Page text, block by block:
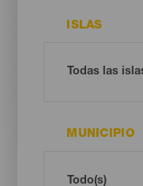
ISLAS
MUNICIPIO